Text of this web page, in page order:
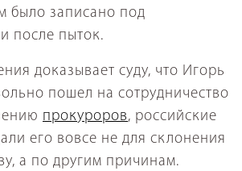
было записано под
после пыток.
доказывает суду, что Игорь
пошел на сотрудничество
прокуроров, российские
его вовсе не для склонения
а по другим причинам.